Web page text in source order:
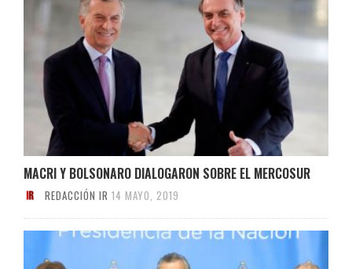
MACRI Y BOLSONARO DIALOGARON SOBRE EL MERCOSUR
REDACCIÓN IR 14 MAYO, 2019